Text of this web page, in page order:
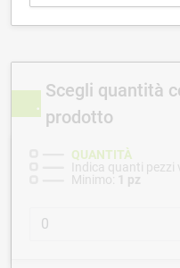
Scegli quantità
prodotto
QUANTITÀ
Indica quanti pezzi
Minimo: 1 pz